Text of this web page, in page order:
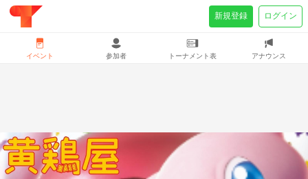
イベント 参加者 トーナメント表 アナウンス
新規登録 ログイン